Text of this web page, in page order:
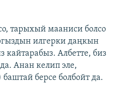
тарыхый мааниси болсо
илгерки даңкын
кайтарабыз. Албетте, биз
Анан келип эле,
берсе болбойт да.